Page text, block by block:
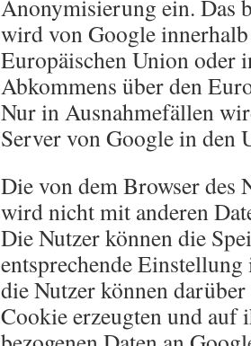
Anonymisierung ein. Das
wird von Google
Europäischen Union oder
Abkommens über den
Nur in Ausnahmefällen
Server von Google in den
Die von dem Browser des
wird nicht mit anderen
Die Nutzer können die
entsprechende
die Nutzer können
Cookie erzeugten und auf